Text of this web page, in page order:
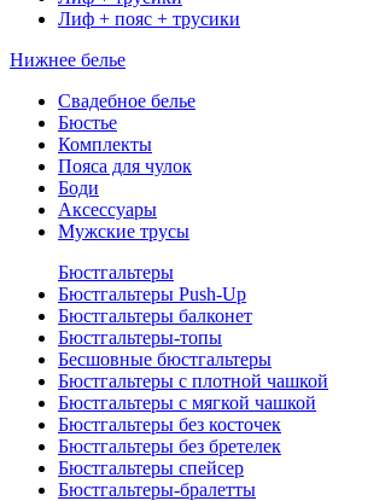
Лиф + пояс + трусики
Нижнее белье
Свадебное белье
Бюстье
Комплекты
Пояса для чулок
Боди
Аксессуары
Мужские трусы
Бюстгальтеры
Бюстгальтеры Push-Up
Бюстгальтеры балконет
Бюстгальтеры-топы
Бесшовные бюстгальтеры
Бюстгальтеры с плотной чашкой
Бюстгальтеры с мягкой чашкой
Бюстгальтеры без косточек
Бюстгальтеры без бретелек
Бюстгальтеры спейсер
Бюстгальтеры-бралетты